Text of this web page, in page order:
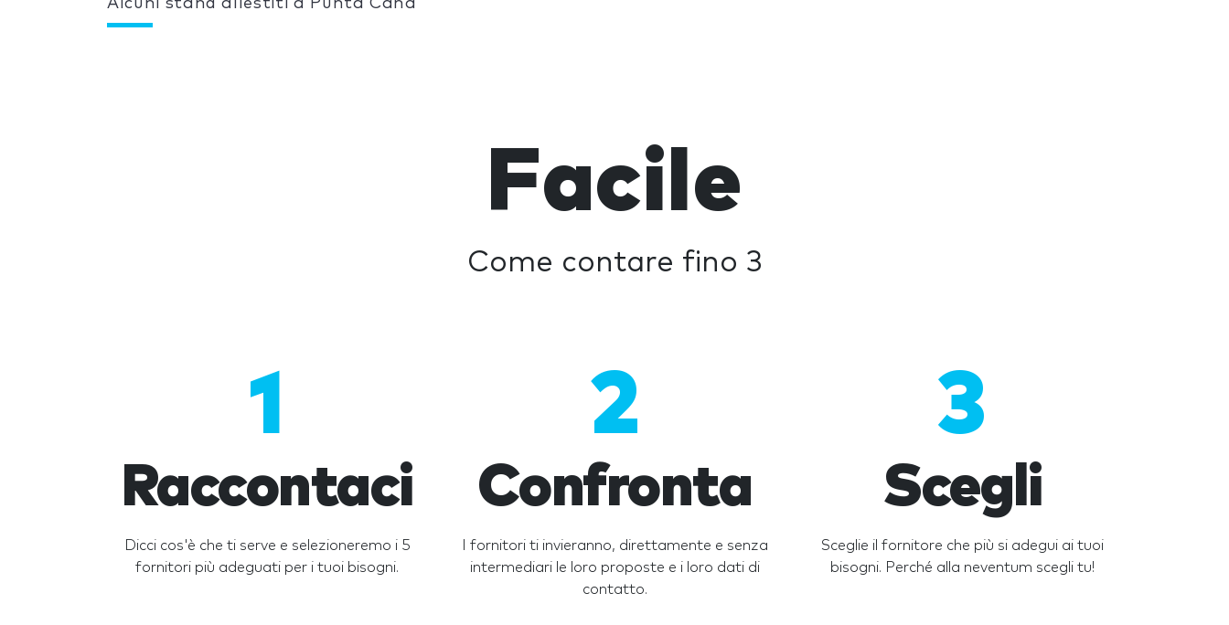
Alcuni stand allestiti a Punta Cana
Facile
Come contare fino 3
1
Raccontaci
Dicci cos'è che ti serve e selezioneremo i 5
fornitori più adeguati per i tuoi bisogni.
2
Confronta
I fornitori ti invieranno, direttamente e senza
intermediari le loro proposte e i loro dati di
contatto.
3
Scegli
Sceglie il fornitore che più si adegui ai tuoi
bisogni. Perché alla neventum scegli tu!